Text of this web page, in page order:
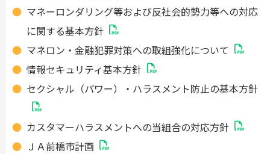
マネーロンダリング等および反社会的勢力等への対応
に関する基本方針
マネロン・金融犯罪対策への取組強化について
情報セキュリティ基本方針
セクシャル（パワー）・ハラスメント防止の基本方針
カスタマーハラスメントへの当組合の対応方針
ＪＡ前橋市計画